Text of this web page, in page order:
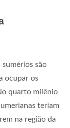
são
ocupar os
quarto milênio
teriam
na região da